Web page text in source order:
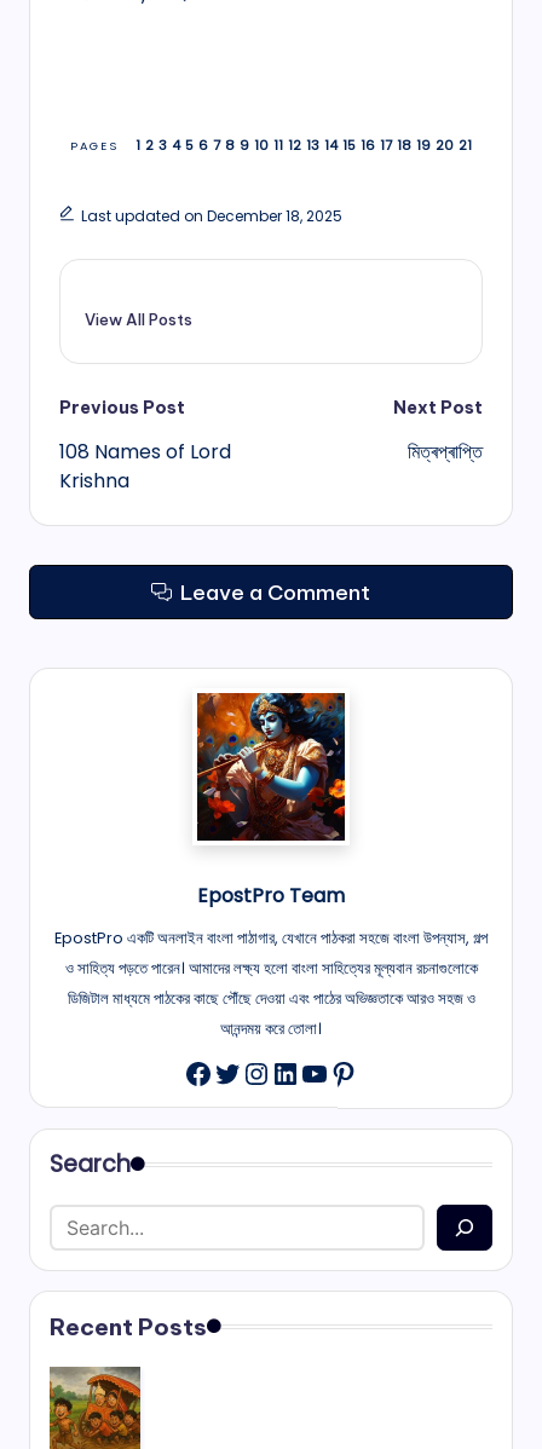
PAGES 1 2 3 4 5 6 7 8 9 10 11 12 13 14 15 16 17 18 19 20 21
Last updated on December 18, 2025
View All Posts
Post
navigation
Previous Post
108 Names of Lord
Krishna
Next Post
মিত্ৰপ্ৰাপ্তি
Leave a Comment
EpostPro Team
EpostPro একটি অনলাইন বাংলা পাঠাগার, যেখানে পাঠকরা সহজে বাংলা উপন্যাস, গল্প
ও সাহিত্য পড়তে পারেন। আমাদের লক্ষ্য হলো বাংলা সাহিত্যের মূল্যবান রচনাগুলোকে
ডিজিটাল মাধ্যমে পাঠকের কাছে পৌঁছে দেওয়া এবং পাঠের অভিজ্ঞতাকে আরও সহজ ও
আনন্দময় করে তোলা।
Facebook
Twitter
Instagram
LinkedIn
YouTube
Pinterest
Search
Recent Posts